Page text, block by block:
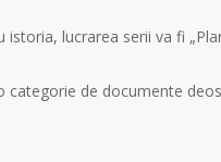
lucrarea serii va fi
de documente